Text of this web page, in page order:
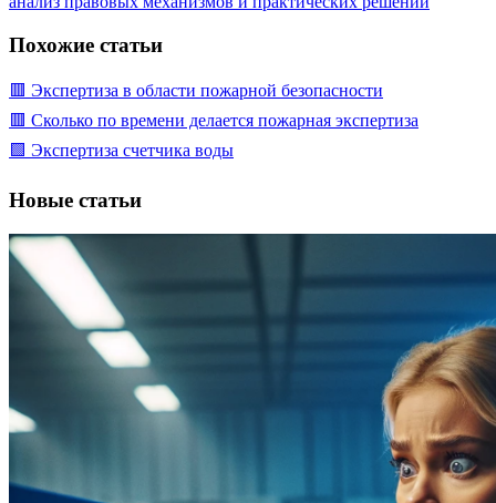
Похожие статьи
🟥 Экспертиза в области пожарной безопасности
🟥 Сколько по времени делается пожарная экспертиза
🟩 Экспертиза счетчика воды
Новые статьи